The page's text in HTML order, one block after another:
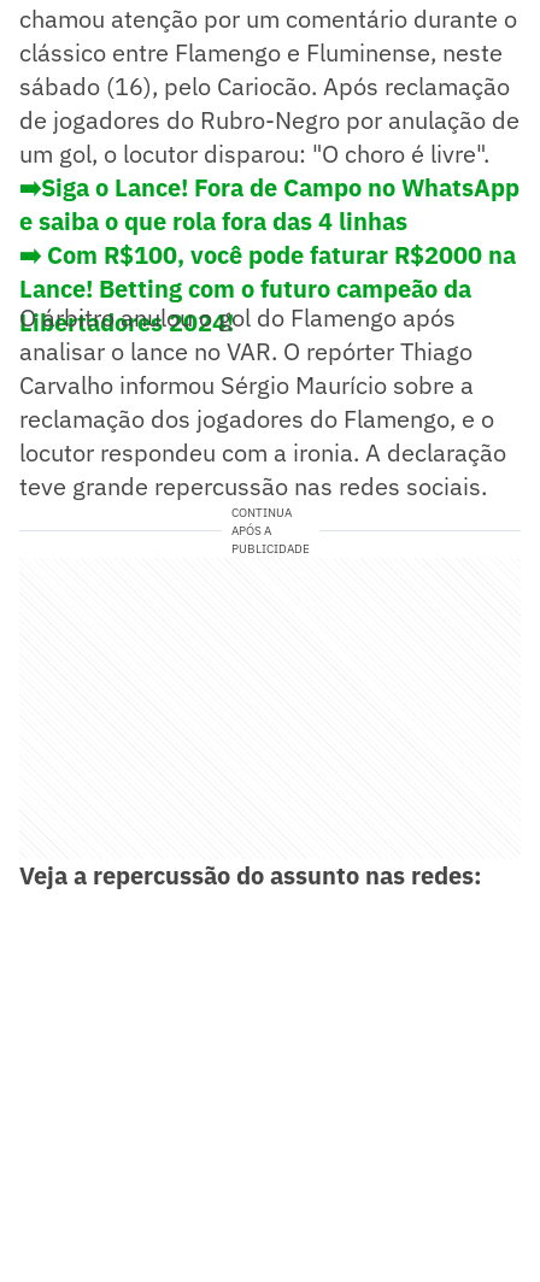
chamou atenção por um comentário durante o
clássico entre Flamengo e Fluminense, neste
sábado (16), pelo Cariocão. Após reclamação
de jogadores do Rubro-Negro por anulação de
um gol, o locutor disparou: "O choro é livre".
➡️Siga o Lance! Fora de Campo no WhatsApp
e saiba o que rola fora das 4 linhas
➡️ Com R$100, você pode faturar R$2000 na
Lance! Betting com o futuro campeão da
Libertadores 2024!
O árbitro anulou o gol do Flamengo após
analisar o lance no VAR. O repórter Thiago
Carvalho informou Sérgio Maurício sobre a
reclamação dos jogadores do Flamengo, e o
locutor respondeu com a ironia. A declaração
teve grande repercussão nas redes sociais.
CONTINUA
APÓS A
PUBLICIDADE
Veja a repercussão do assunto nas redes: